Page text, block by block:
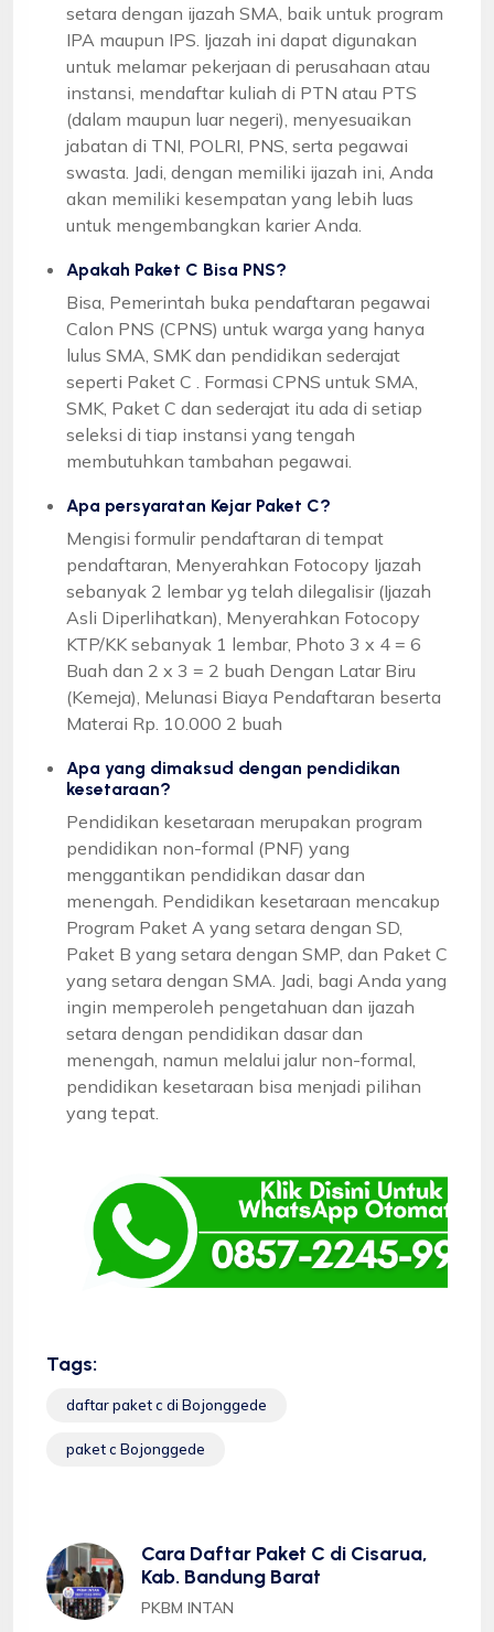
setara dengan ijazah SMA, baik untuk program
IPA maupun IPS. Ijazah ini dapat digunakan
untuk melamar pekerjaan di perusahaan atau
instansi, mendaftar kuliah di PTN atau PTS
(dalam maupun luar negeri), menyesuaikan
jabatan di TNI, POLRI, PNS, serta pegawai
swasta. Jadi, dengan memiliki ijazah ini, Anda
akan memiliki kesempatan yang lebih luas
untuk mengembangkan karier Anda.
Apakah Paket C Bisa PNS?
Bisa, Pemerintah buka pendaftaran pegawai
Calon PNS (CPNS) untuk warga yang hanya
lulus SMA, SMK dan pendidikan sederajat
seperti Paket C . Formasi CPNS untuk SMA,
SMK, Paket C dan sederajat itu ada di setiap
seleksi di tiap instansi yang tengah
membutuhkan tambahan pegawai.
Apa persyaratan Kejar Paket C?
Mengisi formulir pendaftaran di tempat
pendaftaran, Menyerahkan Fotocopy Ijazah
sebanyak 2 lembar yg telah dilegalisir (Ijazah
Asli Diperlihatkan), Menyerahkan Fotocopy
KTP/KK sebanyak 1 lembar, Photo 3 x 4 = 6
Buah dan 2 x 3 = 2 buah Dengan Latar Biru
(Kemeja), Melunasi Biaya Pendaftaran beserta
Materai Rp. 10.000 2 buah
Apa yang dimaksud dengan pendidikan
kesetaraan?
Pendidikan kesetaraan merupakan program
pendidikan non-formal (PNF) yang
menggantikan pendidikan dasar dan
menengah. Pendidikan kesetaraan mencakup
Program Paket A yang setara dengan SD,
Paket B yang setara dengan SMP, dan Paket C
yang setara dengan SMA. Jadi, bagi Anda yang
ingin memperoleh pengetahuan dan ijazah
setara dengan pendidikan dasar dan
menengah, namun melalui jalur non-formal,
pendidikan kesetaraan bisa menjadi pilihan
yang tepat.
Tags:
daftar paket c di Bojonggede
paket c Bojonggede
Cara Daftar Paket C di Cisarua,
Kab. Bandung Barat
PKBM INTAN